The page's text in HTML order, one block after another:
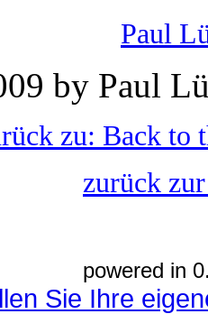
Paul
by Paul
zu: Back to
zurück
powered in
Sie Ihre